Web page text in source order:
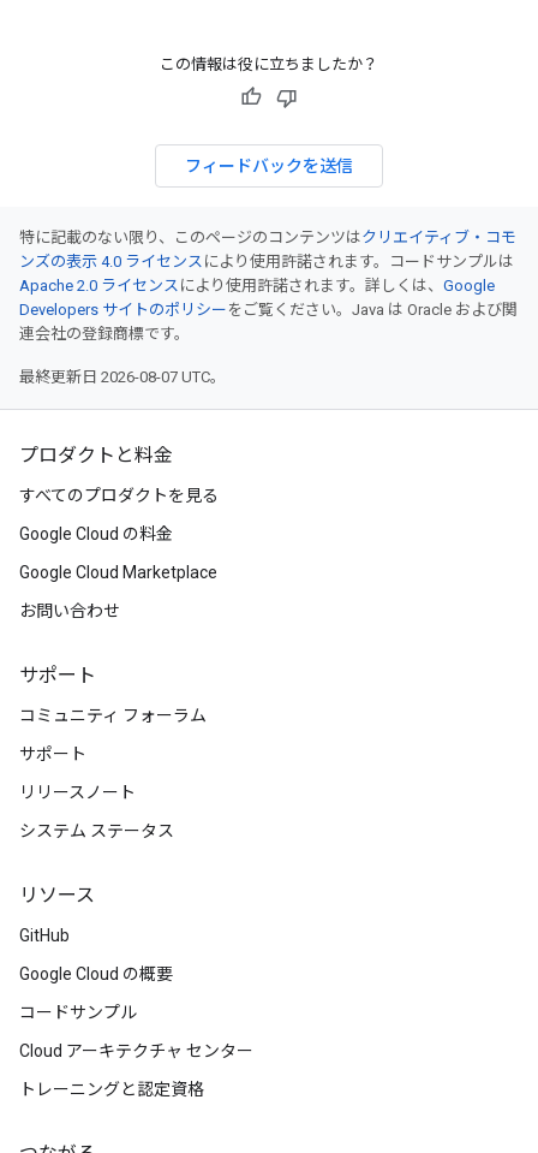
この情報は役に立ちましたか？
フィードバックを送信
特に記載のない限り、このページのコンテンツはクリエイティブ・コモ
ンズの表示 4.0 ライセンス により使用許諾されます。コードサンプルは
Apache 2.0 ライセンス により使用許諾されます。詳しくは、 Google
Developers サイトのポリシー をご覧ください。Java は Oracle および関
連会社の登録商標です。
最終更新日 2026-08-07 UTC。
プロダクトと料金
すべてのプロダクトを見る
Google Cloud の料金
Google Cloud Marketplace
お問い合わせ
サポート
コミュニティ フォーラム
サポート
リリースノート
システム ステータス
リソース
GitHub
Google Cloud の概要
コードサンプル
Cloud アーキテクチャ センター
トレーニングと認定資格